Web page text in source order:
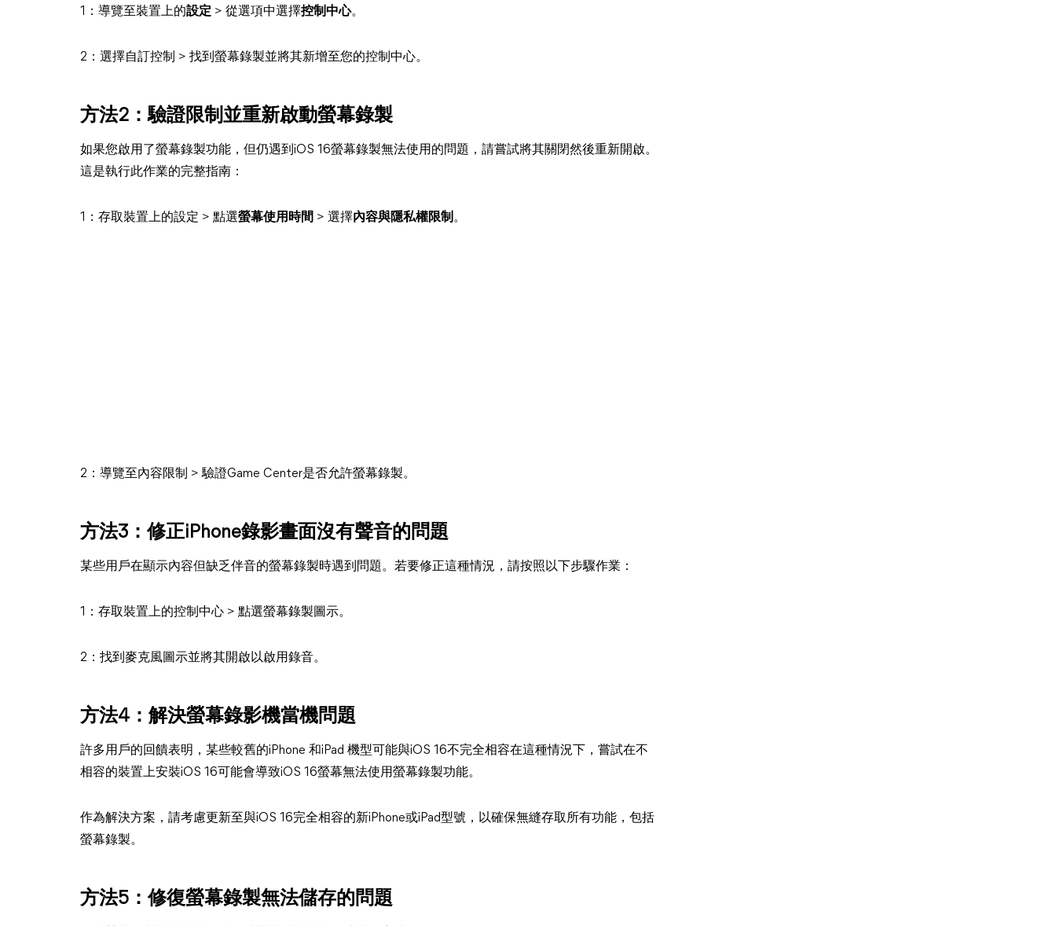
1：導覽至裝置上的設定 > 從選項中選擇控制中心。
2：選擇自訂控制 > 找到螢幕錄製並將其新增至您的控制中心。
方法2：驗證限制並重新啟動螢幕錄製
如果您啟用了螢幕錄製功能，但仍遇到iOS 16螢幕錄製無法使用的問題，請嘗試將其關閉然後重新開啟。
這是執行此作業的完整指南：
1：存取裝置上的設定 > 點選螢幕使用時間 > 選擇內容與隱私權限制 。
2：導覽至內容限制 > 驗證Game Center是否允許螢幕錄製。
方法3：修正iPhone錄影畫面沒有聲音的問題
某些用戶在顯示內容但缺乏伴音的螢幕錄製時遇到問題。若要修正這種情況，請按照以下步驟作業：
1：存取裝置上的控制中心 > 點選螢幕錄製圖示。
2：找到麥克風圖示並將其開啟以啟用錄音。
方法4：解決螢幕錄影機當機問題
許多用戶的回饋表明，某些較舊的iPhone 和iPad 機型可能與iOS 16不完全相容在這種情況下，嘗試在不
相容的裝置上安裝iOS 16可能會導致iOS 16螢幕無法使用螢幕錄製功能。
作為解決方案，請考慮更新至與iOS 16完全相容的新iPhone或iPad型號，以確保無縫存取所有功能，包括
螢幕錄製。
方法5：修復螢幕錄製無法儲存的問題